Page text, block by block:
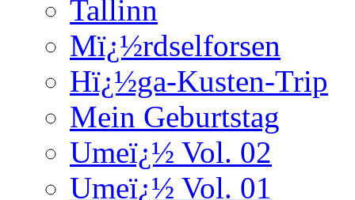
Tallinn
Mï¿½rdselforsen
Hï¿½ga-Kusten-Trip
Mein Geburtstag
Umeï¿½ Vol. 02
Umeï¿½ Vol. 01